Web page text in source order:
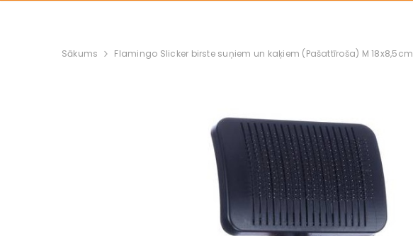
Sākums Flamingo Slicker birste suņiem un kaķiem (Pašattīroša) M 18x8,5cm